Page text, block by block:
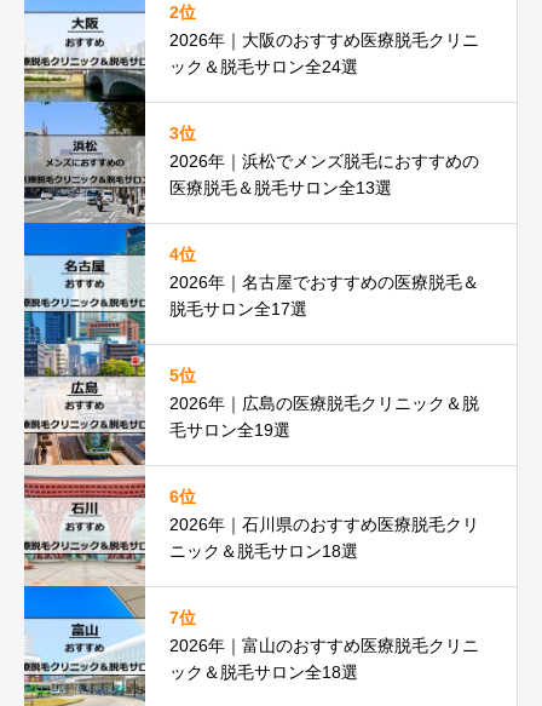
2位
2026年｜大阪のおすすめ医療脱毛クリニ
ック＆脱毛サロン全24選
3位
2026年｜浜松でメンズ脱毛におすすめの
医療脱毛＆脱毛サロン全13選
4位
2026年｜名古屋でおすすめの医療脱毛＆
脱毛サロン全17選
5位
2026年｜広島の医療脱毛クリニック＆脱
毛サロン全19選
6位
2026年｜石川県のおすすめ医療脱毛クリ
ニック＆脱毛サロン18選
7位
2026年｜富山のおすすめ医療脱毛クリニ
ック＆脱毛サロン全18選